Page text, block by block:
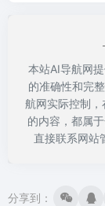
本站AI导航网
的准确性和完
航网实际控制
的内容，都属
直接联系网站
分享到：